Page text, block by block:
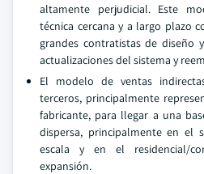
altamente perjudicial. Este
técnica cercana y a largo plazo
grandes contratistas de diseño
actualizaciones del sistema y
El modelo de ventas
terceros, principalmente
fabricante, para llegar a una
dispersa, principalmente en el
escala y en el residencial/
expansión.